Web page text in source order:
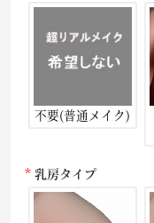
不要(普通メイク)
乳房タイプ